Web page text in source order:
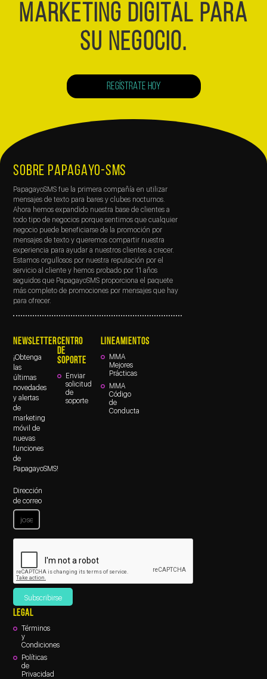
MARKETING DIGITAL PARA
SU NEGOCIO.
REGÍSTRATE HOY
SOBRE PAPAGAYO-SMS
PapagayoSMS fue la primera compañía en utilizar
mensajes de texto para bares y clubes nocturnos.
Ahora hemos expandido nuestra base de clientes a
todo tipo de negocios porque sentimos que cualquier
negocio puede beneficiarse de la promoción por
mensajes de texto y queremos compartir nuestra
experiencia para ayudar a nuestros clientes a crecer.
Estamos orgullosos por nuestra reputación por el
servicio al cliente y hemos probado por 11 años
seguidos que PapagayoSMS proporciona el paquete
más completo de promociones por mensajes que hay
para ofrecer.
NEWSLETTER
¡Obtenga
las
últimas
novedades
y alertas
de
marketing
móvil de
nuevas
funciones
de
PapagayoSMS!
Dirección
de correo
CENTRO
DE
SOPORTE
Enviar
solicitud
de
soporte
LINEAMIENTOS
MMA
Mejores
Prácticas
MMA
Código
de
Conducta
LEGAL
Términos
y
Condiciones
Políticas
de
Privacidad